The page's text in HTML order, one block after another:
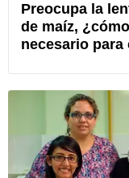
Preocupa la
de maíz,
necesario